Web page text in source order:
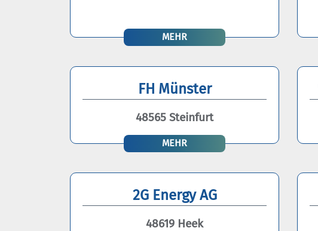
MEHR
FH Münster
48565 Steinfurt
MEHR
2G Energy AG
48619 Heek